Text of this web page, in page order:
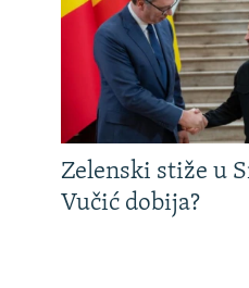
Zelenski stiže u
Vučić dobija?